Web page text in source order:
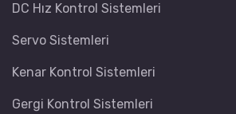
DC Hız Kontrol Sistemleri
Servo Sistemleri
Kenar Kontrol Sistemleri
Gergi Kontrol Sistemleri